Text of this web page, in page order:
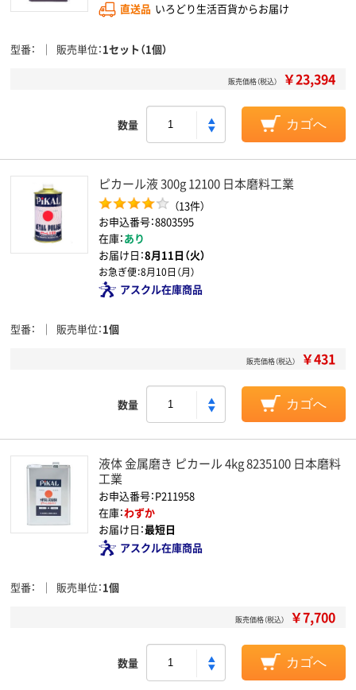
直送品 いろどり生活百貨からお届け
型番 販売単位 1セット（1個）
販売価格（税込） ￥23,394
数量 カゴへ
ピカール液 300g 12100 日本磨料工業
（13件）
お申込番号：8803595
在庫：あり
お届け日：8月11日（火）
お急ぎ便：8月10日（月）
アスクル在庫商品
型番 販売単位 1個
販売価格（税込） ￥431
数量 カゴへ
液体 金属磨き ピカール 4kg 8235100 日本磨料
工業
お申込番号：P211958
在庫：わずか
お届け日：最短日
アスクル在庫商品
型番 販売単位 1個
販売価格（税込） ￥7,700
数量 カゴへ